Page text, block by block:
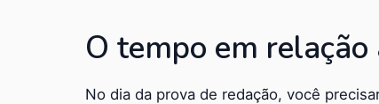
O tempo em
No dia da prova de redação, você